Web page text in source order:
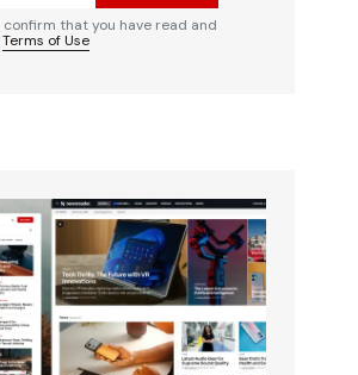
that you have read and
Terms of Use